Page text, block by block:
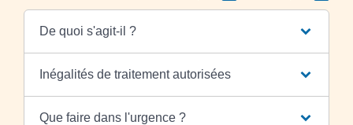
De quoi s'agit-il ?
Inégalités de traitement autorisées
Que faire dans l'urgence ?